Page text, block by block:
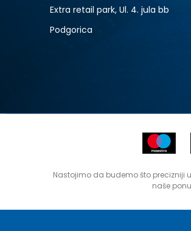
Extra retail park, Ul. 4. jula bb
Podgorica
Nastojimo da budemo što precizniji
naše